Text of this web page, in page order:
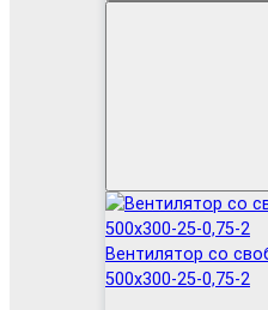
Вентилятор cо
500x300-25-0,75-2